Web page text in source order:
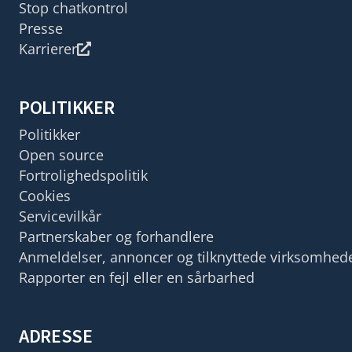
Stop chatkontrol
Presse
Karrierer
POLITIKKER
Politikker
Open source
Fortrolighedspolitik
Cookies
Servicevilkår
Partnerskaber og forhandlere
Anmeldelser, annoncer og tilknyttede
Rapporter en fejl eller en sårbarhed
ADRESSE